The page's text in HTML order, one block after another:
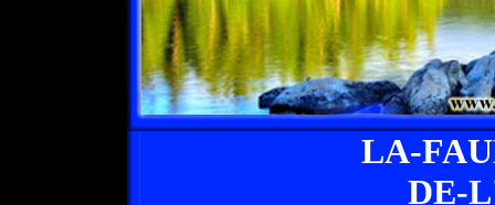
LA-
DE-